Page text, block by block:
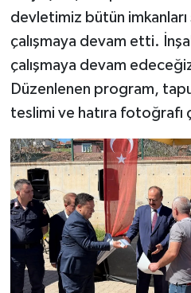
devletimiz bütün
çalışmaya devam etti.
çalışmaya devam
Düzenlenen program,
teslimi ve hatıra fotoğrafı